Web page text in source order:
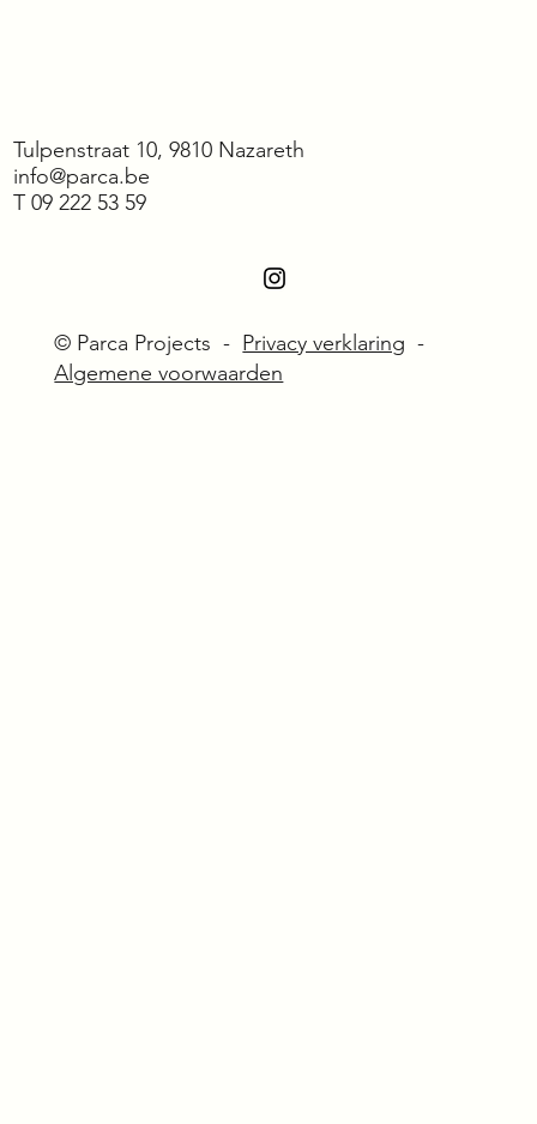
Tulpenstraat 10, 9810 Nazareth
info@parca.be
T09 222 53 59
© Parca Projects - Privacy verklaring -
Algemene voorwaarden